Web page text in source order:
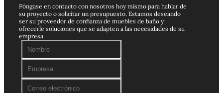
Póngase en contacto con nosotros hoy mismo para hablar de
su proyecto o solicitar un presupuesto. Estamos deseando
ser su proveedor de confianza de muebles de baño y
ofrecerle soluciones que se adapten a las necesidades de su
empresa.